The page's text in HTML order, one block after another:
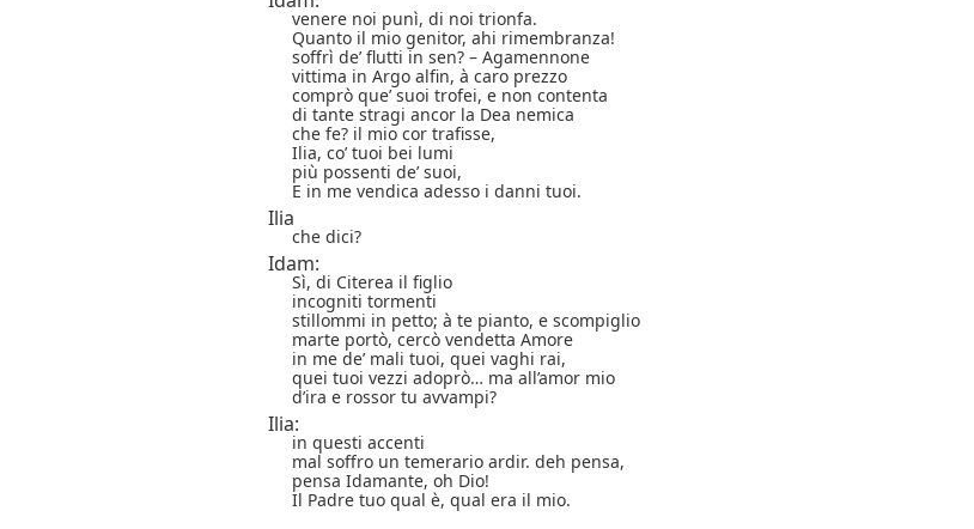
venere noi punì, di noi trionfa.
Quanto il mio genitor, ahi rimembranza!
soffrì de’ flutti in sen? – Agamennone
vittima in Argo alfin, à caro prezzo
comprò que’ suoi trofei, e non contenta
di tante stragi ancor la Dea nemica
che fe? il mio cor trafisse,
Ilia, co’ tuoi bei lumi
più possenti de’ suoi,
E in me vendica adesso i danni tuoi.
Ilia
che dici?
Idam:
Sì, di Citerea il figlio
incogniti tormenti
stillommi in petto; à te pianto, e scompiglio
marte portò, cercò vendetta Amore
in me de’ mali tuoi, quei vaghi rai,
quei tuoi vezzi adoprò… ma all’amor mio
d’ira e rossor tu avvampi?
Ilia:
in questi accenti
mal soffro un temerario ardir. deh pensa,
pensa Idamante, oh Dio!
Il Padre tuo qual è, qual era il mio.